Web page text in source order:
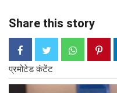
Share this story